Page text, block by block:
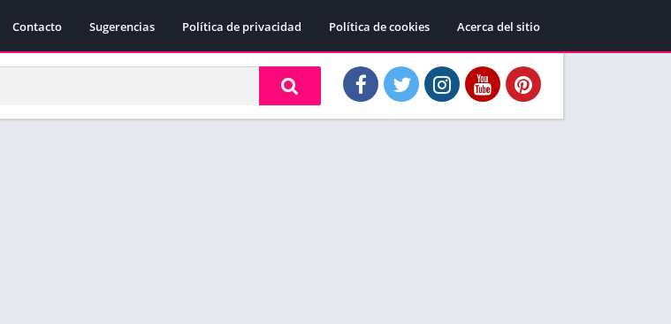
Contacto Sugerencias Política de privacidad Política de cookies Acerca del sitio